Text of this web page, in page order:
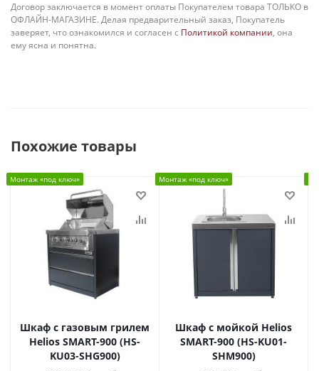
Договор заключается в момент оплаты Покупателем товара ТОЛЬКО в
ОФЛАЙН-МАГАЗИНЕ. Делая предварительный заказ, Покупатель
заверяет, что ознакомился и согласен с Политикой компании, она
ему ясна и понятна.
Похожие товары
Монтаж «под ключ»
Шкаф c газовым грилем
Helios SMART-900 (HS-
KU03-SHG900)
Монтаж «под ключ»
Шкаф с мойкой Helios
SMART-900 (HS-KU01-
SHM900)